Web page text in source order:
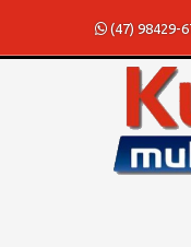
(47) 98429-